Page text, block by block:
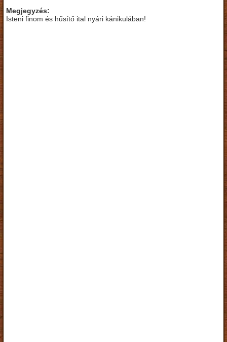
Megjegyzés:
Isteni finom és hűsítő ital nyári kánikulában!